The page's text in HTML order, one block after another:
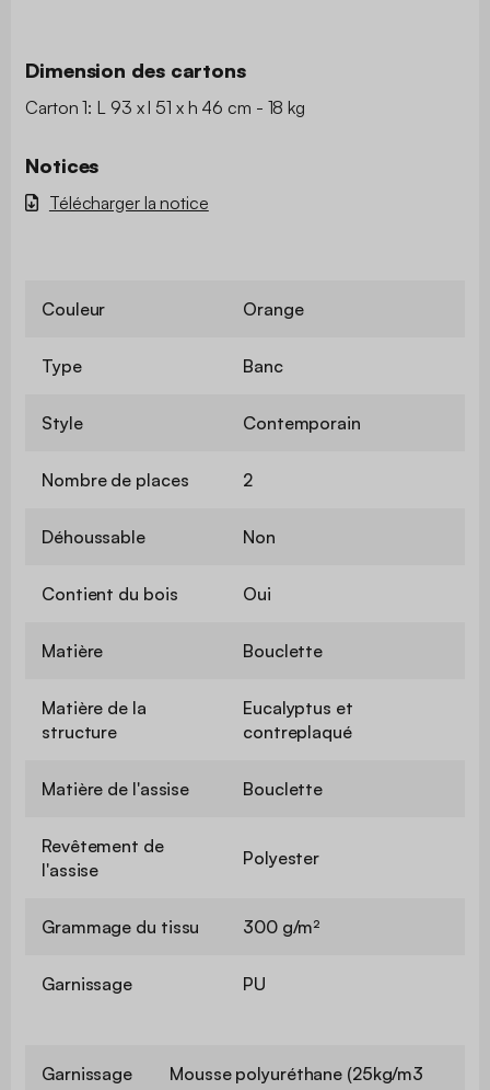
Dimension des cartons
Carton 1: L 93 x l 51 x h 46 cm - 18 kg
Notices
Télécharger la notice
Couleur Orange
Type Banc
Style Contemporain
Nombre de places 2
Déhoussable Non
Contient du bois Oui
Matière Bouclette
Matière de la
structure
Eucalyptus et
contreplaqué
Matière de l'assise Bouclette
Revêtement de
l'assise
Polyester
Grammage du tissu 300 g/m²
Garnissage PU
Garnissage
Mousse polyuréthane (25kg/m3